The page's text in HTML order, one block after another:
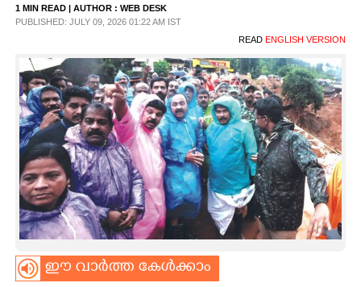
LIFESTYLE
SPIRITUAL
INFO+
ART
ASTRO
1 MIN READ | AUTHOR : WEB DESK
PUBLISHED: JULY 09, 2026 01:22 AM IST
READ ENGLISH VERSION
ഈ വാർത്ത കേൾക്കാം